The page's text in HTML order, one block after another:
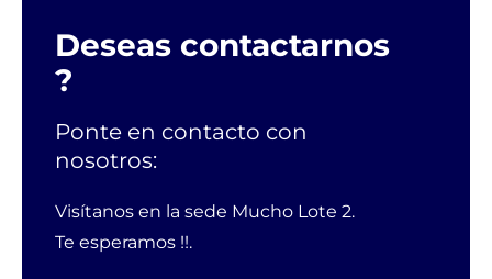
Deseas contactarnos
?
Ponte en contacto con
nosotros:
Visítanos en la sede Mucho Lote 2.
Te esperamos !!.